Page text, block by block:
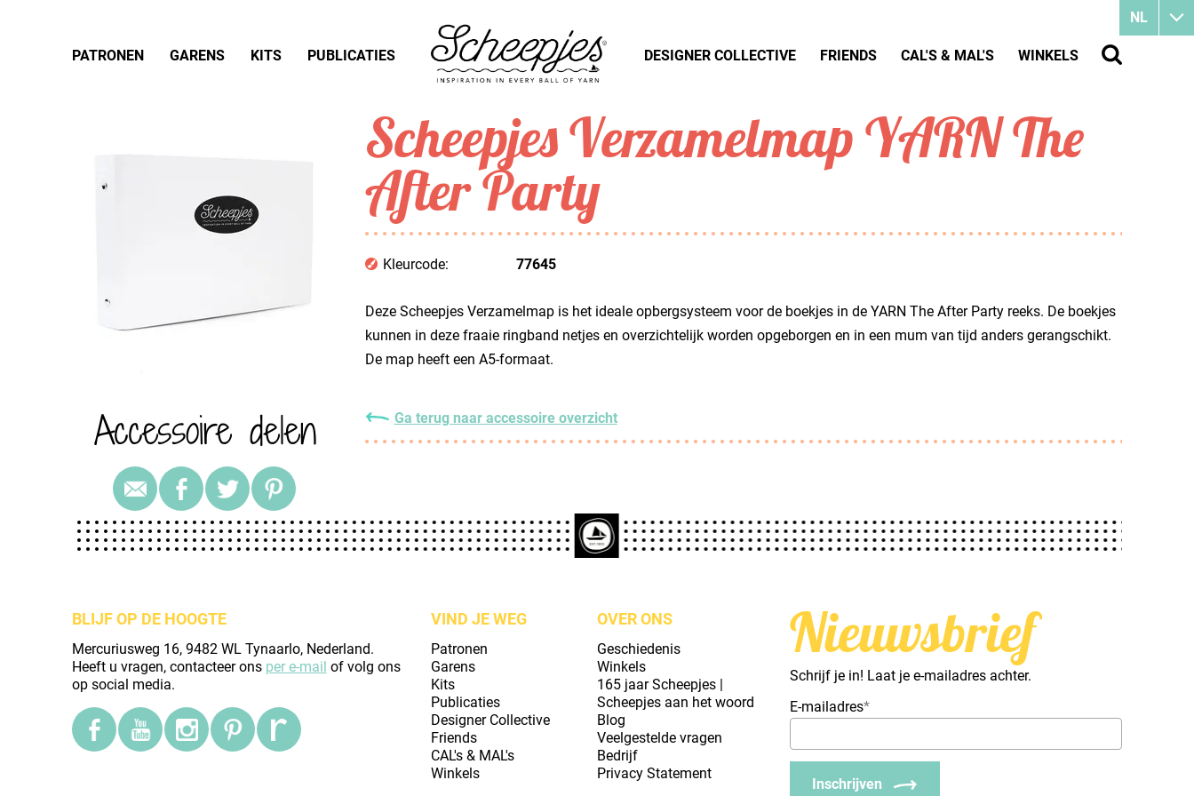
Accessoire delen
Scheepjes Verzamelmap YARN The
After Party
Kleurcode: 77645
Deze Scheepjes Verzamelmap is het ideale opbergsysteem voor de boekjes in de YARN The After Party reeks. De boekjes
kunnen in deze fraaie ringband netjes en overzichtelijk worden opgeborgen en in een mum van tijd anders gerangschikt.
De map heeft een A5-formaat.
Ga terug naar accessoire overzicht
BLIJF OP DE HOOGTE
Mercuriusweg 16, 9482 WL Tynaarlo, Nederland.
Heeft u vragen, contacteer ons per e-mail of volg ons
op social media.
VIND JE WEG
Patronen
Garens
Kits
Publicaties
Designer Collective
Friends
CAL's & MAL's
Winkels
OVER ONS
Geschiedenis
Winkels
165 jaar Scheepjes |
Scheepjes aan het woord
Blog
Veelgestelde vragen
Bedrijf
Privacy Statement
Nieuwsbrief
Schrijf je in! Laat je e-mailadres achter.
E-mailadres*
Inschrijven
NL
PATRONEN GARENS KITS PUBLICATIES DESIGNER COLLECTIVE FRIENDS CAL'S & MAL'S WINKELS